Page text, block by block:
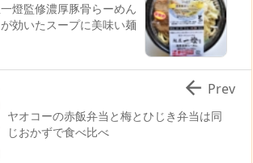
燈監修濃厚豚骨らーめん
効いたスープに美味い麺
ヤオコーの赤飯弁当と梅とひじき弁当は同
じおかずで食べ比べ
 Prev